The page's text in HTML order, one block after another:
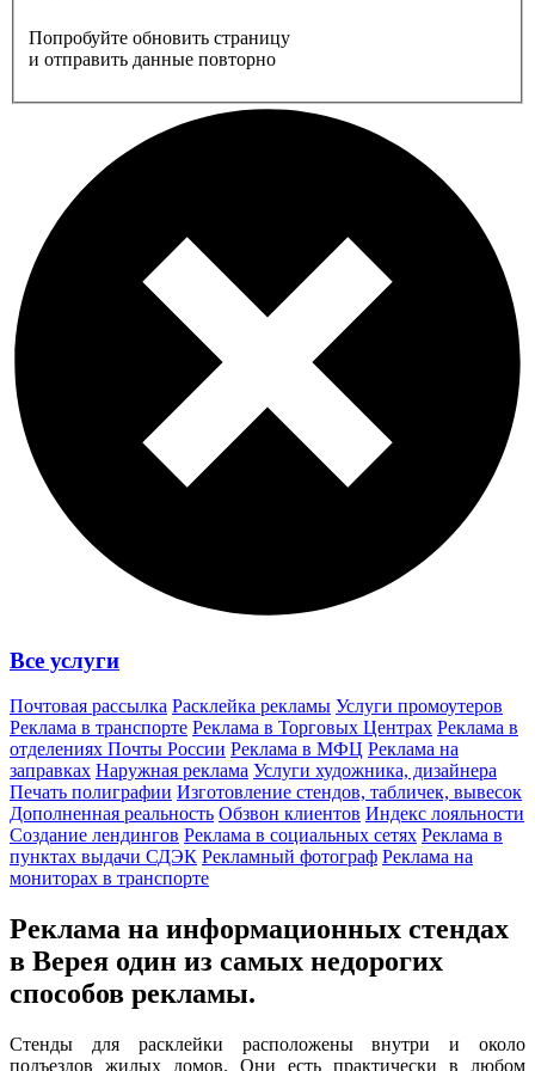
Попробуйте обновить страницу
и отправить данные повторно
Все услуги
Почтовая рассылка Расклейка рекламы Услуги промоутеров
Реклама в транспорте Реклама в Торговых Центрах Реклама в
отделениях Почты России Реклама в МФЦ Реклама на
заправках Наружная реклама Услуги художника, дизайнера
Печать полиграфии Изготовление стендов, табличек, вывесок
Дополненная реальность Обзвон клиентов Индекс лояльности
Создание лендингов Реклама в социальных сетях Реклама в
пунктах выдачи СДЭК Рекламный фотограф Реклама на
мониторах в транспорте
Реклама на информационных стендах
в Верея один из самых недорогих
способов рекламы.
Стенды для расклейки расположены внутри и около
подъездов жилых домов. Они есть практически в любом